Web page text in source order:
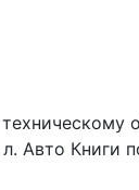
Авто Книги